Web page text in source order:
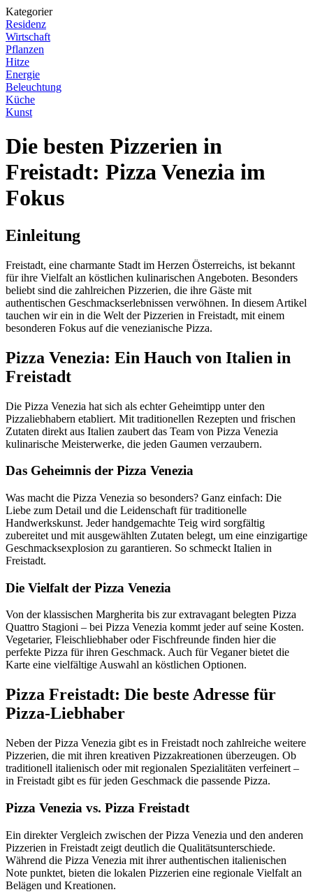
Kategorier
Residenz
Wirtschaft
Pflanzen
Hitze
Energie
Beleuchtung
Küche
Kunst
Die besten Pizzerien in
Freistadt: Pizza Venezia im
Fokus
Einleitung
Freistadt, eine charmante Stadt im Herzen Österreichs, ist bekannt
für ihre Vielfalt an köstlichen kulinarischen Angeboten. Besonders
beliebt sind die zahlreichen Pizzerien, die ihre Gäste mit
authentischen Geschmackserlebnissen verwöhnen. In diesem Artikel
tauchen wir ein in die Welt der Pizzerien in Freistadt, mit einem
besonderen Fokus auf die venezianische Pizza.
Pizza Venezia: Ein Hauch von Italien in
Freistadt
Die Pizza Venezia hat sich als echter Geheimtipp unter den
Pizzaliebhabern etabliert. Mit traditionellen Rezepten und frischen
Zutaten direkt aus Italien zaubert das Team von Pizza Venezia
kulinarische Meisterwerke, die jeden Gaumen verzaubern.
Das Geheimnis der Pizza Venezia
Was macht die Pizza Venezia so besonders? Ganz einfach: Die
Liebe zum Detail und die Leidenschaft für traditionelle
Handwerkskunst. Jeder handgemachte Teig wird sorgfältig
zubereitet und mit ausgewählten Zutaten belegt, um eine einzigartige
Geschmacksexplosion zu garantieren. So schmeckt Italien in
Freistadt.
Die Vielfalt der Pizza Venezia
Von der klassischen Margherita bis zur extravagant belegten Pizza
Quattro Stagioni – bei Pizza Venezia kommt jeder auf seine Kosten.
Vegetarier, Fleischliebhaber oder Fischfreunde finden hier die
perfekte Pizza für ihren Geschmack. Auch für Veganer bietet die
Karte eine vielfältige Auswahl an köstlichen Optionen.
Pizza Freistadt: Die beste Adresse für
Pizza-Liebhaber
Neben der Pizza Venezia gibt es in Freistadt noch zahlreiche weitere
Pizzerien, die mit ihren kreativen Pizzakreationen überzeugen. Ob
traditionell italienisch oder mit regionalen Spezialitäten verfeinert –
in Freistadt gibt es für jeden Geschmack die passende Pizza.
Pizza Venezia vs. Pizza Freistadt
Ein direkter Vergleich zwischen der Pizza Venezia und den anderen
Pizzerien in Freistadt zeigt deutlich die Qualitätsunterschiede.
Während die Pizza Venezia mit ihrer authentischen italienischen
Note punktet, bieten die lokalen Pizzerien eine regionale Vielfalt an
Belägen und Kreationen.